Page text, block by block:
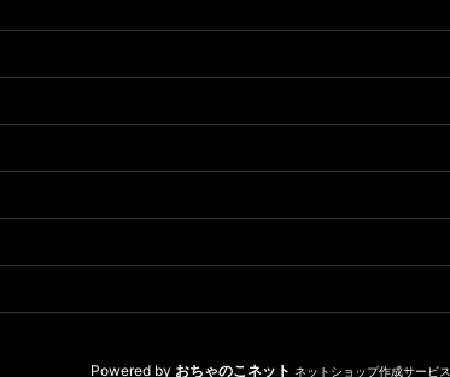
Powered by おちゃのこネット ネットショップ作成サービス